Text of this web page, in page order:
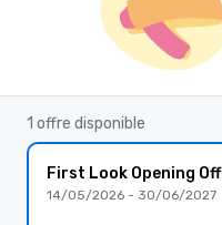
1 offre disponible
First Look Opening
14/05/2026 - 30/06/2027